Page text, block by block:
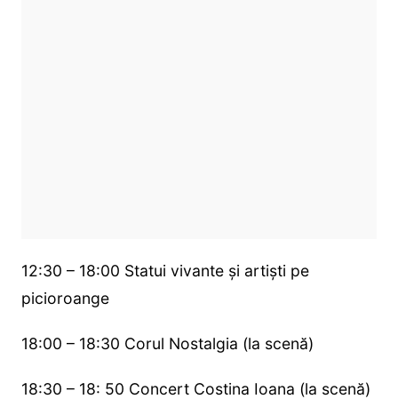
12:30 – 18:00 Statui vivante și artiști pe
picioroange
18:00 – 18:30 Corul Nostalgia (la scenă)
18:30 – 18: 50 Concert Costina Ioana (la scenă)